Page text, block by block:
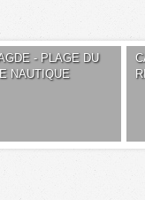
- PLAGE DU
NAUTIQUE